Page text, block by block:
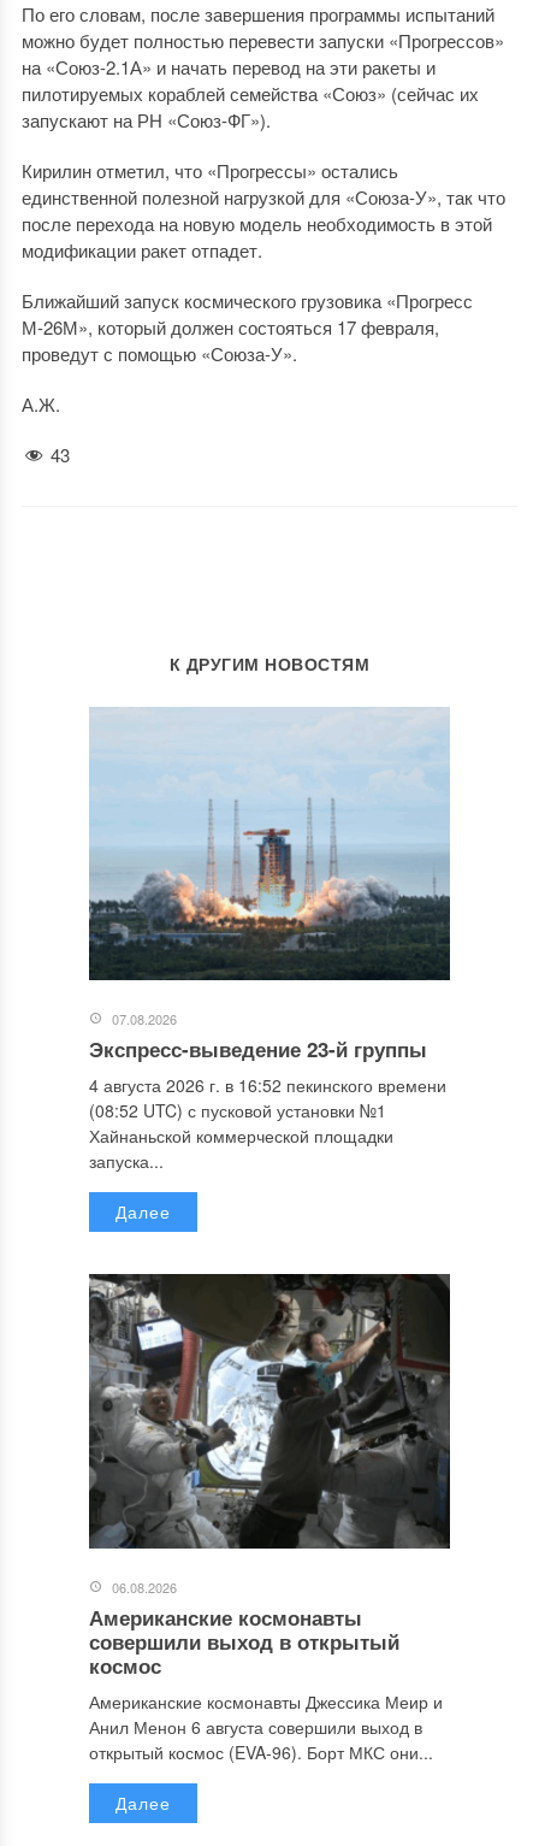
По его словам, после завершения программы испытаний
можно будет полностью перевести запуски «Прогрессов»
на «Союз-2.1А» и начать перевод на эти ракеты и
пилотируемых кораблей семейства «Союз» (сейчас их
запускают на РН «Союз-ФГ»).
Кирилин отметил, что «Прогрессы» остались
единственной полезной нагрузкой для «Союза-У», так что
после перехода на новую модель необходимость в этой
модификации ракет отпадет.
Ближайший запуск космического грузовика «Прогресс
М-26М», который должен состояться 17 февраля,
проведут с помощью «Союза-У».
А.Ж.
43
К ДРУГИМ НОВОСТЯМ
07.08.2026
Экспресс-выведение 23-й группы
4 августа 2026 г. в 16:52 пекинского времени
(08:52 UTC) с пусковой установки №1
Хайнаньской коммерческой площадки
запуска...
Далее
06.08.2026
Американские космонавты
совершили выход в открытый
космос
Американские космонавты Джессика Меир и
Анил Менон 6 августа совершили выход в
открытый космос (EVA-96). Борт МКС они...
Далее